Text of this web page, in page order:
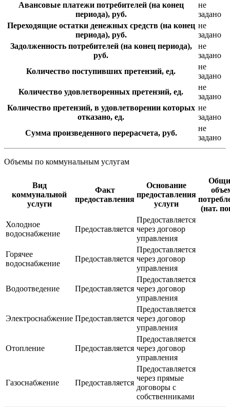
Авансовые платежи потребителей (на конец
периода), руб.
не
задано
Переходящие остатки денежных средств (на конец
периода), руб.
не
задано
Задолженность потребителей (на конец периода),
руб.
не
задано
Количество поступивших претензий, ед.
не
задано
Количество удовлетворенных претензий, ед.
не
задано
Количество претензий, в удовлетворении которых
отказано, ед.
не
задано
Сумма произведенного перерасчета, руб.
не
задано
Объемы по коммунальным услугам
Вид
коммунальной
услуги
Факт
предоставления
Основание
предоставления
услуги
(нат.
Холодное
водоснабжение
Предоставляется
Предоставляется
через договор
управления
Горячее
водоснабжение
Предоставляется
Предоставляется
через договор
управления
Водоотведение Предоставляется
Предоставляется
через договор
управления
Электроснабжение Предоставляется
Предоставляется
через договор
управления
Отопление Предоставляется
Предоставляется
через договор
управления
Газоснабжение Предоставляется
Предоставляется
через прямые
договоры с
собственниками